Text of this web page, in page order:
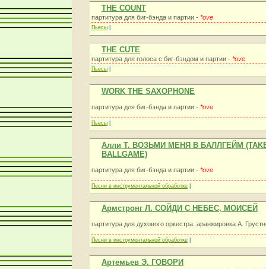
THE COUNT
партитура для биг-бэнда и партии - *ove
Пьесы
THE CUTE
партитура для голоса с биг-бэндом и партии - *ove
Пьесы
WORK THE SAXOPHONE
партитура для биг-бэнда и партии - *ove
Пьесы
Алли Т. ВОЗЬМИ МЕНЯ В БАЛЛГЕЙМ (TAKE
BALLGAME)
партитура для биг-бэнда и партии - *ove
Песни в инструментальной обработке
Армстронг Л. СОЙДИ С НЕБЕС, МОИСЕЙ
партитура для духового оркестра. аранжировка А.
Песни в инструментальной обработке
Артемьев Э. ГОВОРИ